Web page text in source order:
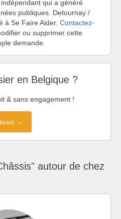
qui a généré
publiques. Detournay /
à Se Faire Aider. Contactez-
ou supprimer cette
demande.
en Belgique ?
& sans engagement !
→
autour de chez